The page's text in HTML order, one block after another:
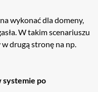
wykonać dla domeny,
W takim scenariuszu
drugą stronę na np.
systemie po